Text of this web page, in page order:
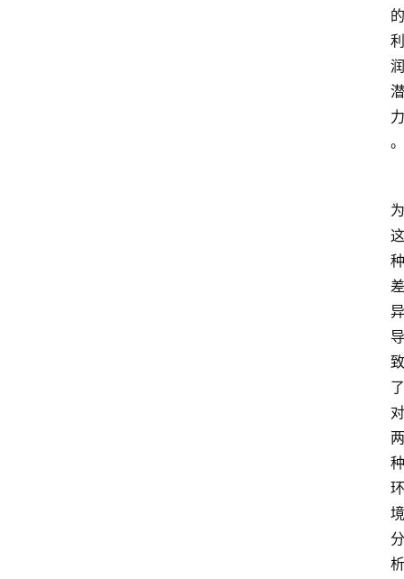
的
利
润
潜
力
。
为
这
种
差
异
导
致
了
对
两
种
环
境
分
析